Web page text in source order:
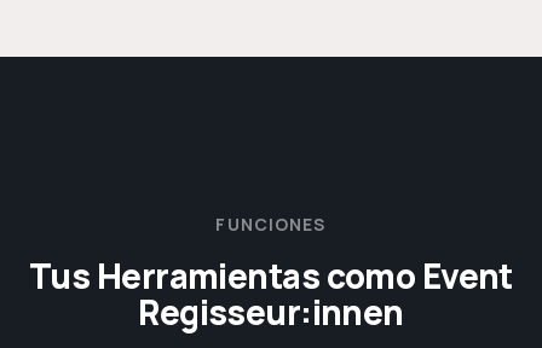
FUNCIONES
Tus Herramientas como Event
Regisseur:innen